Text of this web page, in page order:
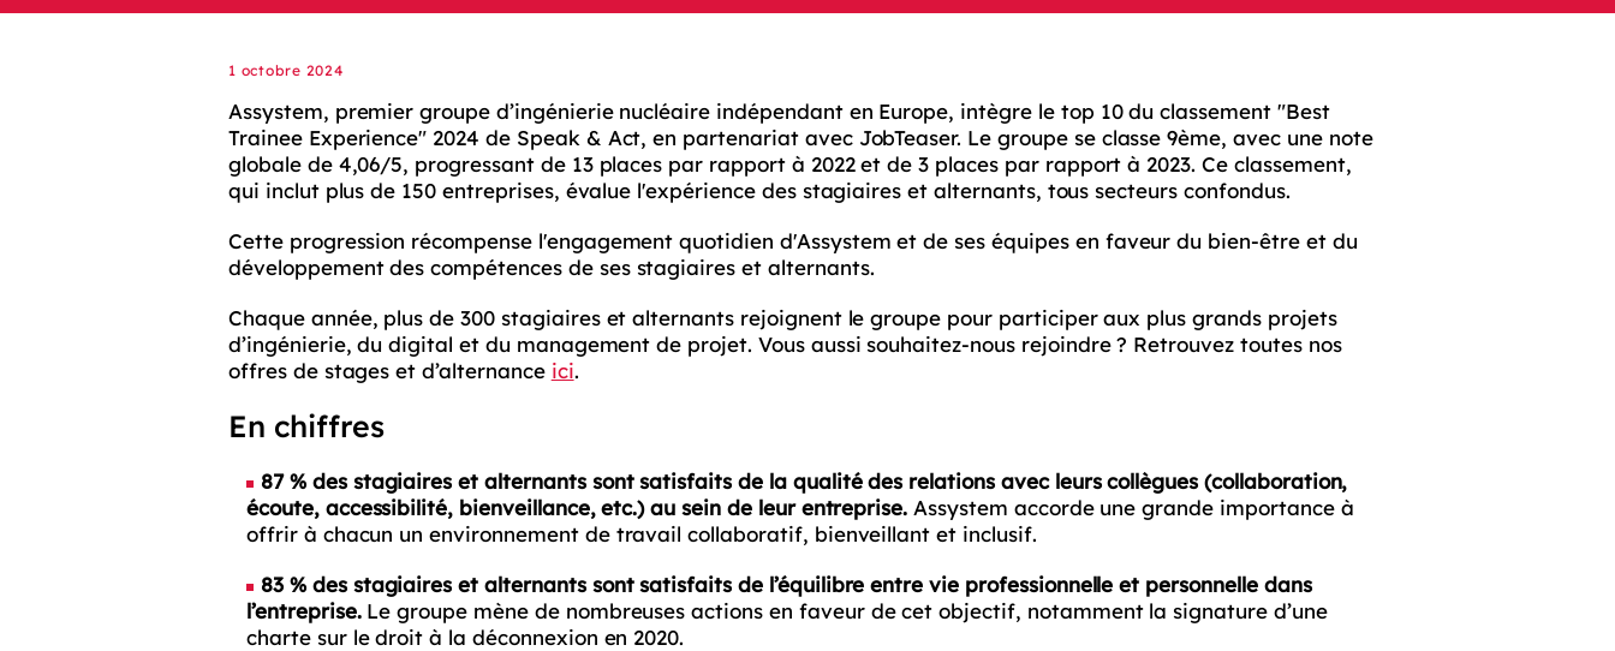
1 octobre 2024
Assystem, premier groupe d’ingénierie nucléaire indépendant en Europe, intègre le top 10 du classement "Best
Trainee Experience" 2024 de Speak & Act, en partenariat avec JobTeaser. Le groupe se classe 9ème, avec une note
globale de 4,06/5, progressant de 13 places par rapport à 2022 et de 3 places par rapport à 2023. Ce classement,
qui inclut plus de 150 entreprises, évalue l'expérience des stagiaires et alternants, tous secteurs confondus.
Cette progression récompense l'engagement quotidien d'Assystem et de ses équipes en faveur du bien-être et du
développement des compétences de ses stagiaires et alternants.
Chaque année, plus de 300 stagiaires et alternants rejoignent le groupe pour participer aux plus grands projets
d’ingénierie, du digital et du management de projet. Vous aussi souhaitez-nous rejoindre ? Retrouvez toutes nos
offres de stages et d’alternance ici.
En chiffres
87 % des stagiaires et alternants sont satisfaits de la qualité des relations avec leurs collègues (collaboration,
écoute, accessibilité, bienveillance, etc.) au sein de leur entreprise. Assystem accorde une grande importance à
offrir à chacun un environnement de travail collaboratif, bienveillant et inclusif.
83 % des stagiaires et alternants sont satisfaits de l’équilibre entre vie professionnelle et personnelle dans
l’entreprise. Le groupe mène de nombreuses actions en faveur de cet objectif, notamment la signature d’une
charte sur le droit à la déconnexion en 2020.